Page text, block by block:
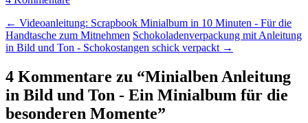
← Videoanleitung: Scrapbook Minialbum in 10 Minuten - Für die
Handtasche zum Mitnehmen Schokoladenverpackung mit Anleitung
in Bild und Ton - Schokostangen schick verpackt →
4 Kommentare zu “Minialben Anleitung
in Bild und Ton - Ein Minialbum für die
besonderen Momente”